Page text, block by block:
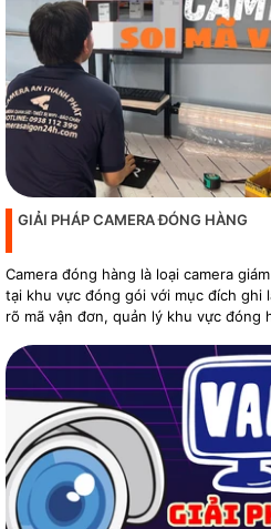
GIẢI PHÁP CAMERA ĐÓNG HÀNG
Camera đóng hàng là loại camera
tại khu vực đóng gói với mục đích ghi
rõ mã vận đơn, quản lý khu vực đóng